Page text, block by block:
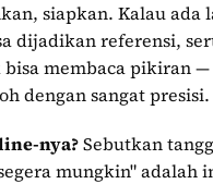
siapkan. Kalau ada
dijadikan referensi,
membaca pikiran
dengan sangat presisi.
nya?Sebutkan
mungkin" adalah